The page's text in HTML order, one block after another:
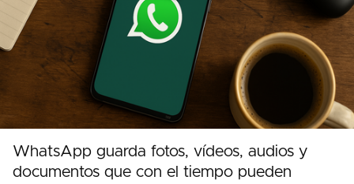
WhatsApp guarda fotos, vídeos, audios y
documentos que con el tiempo pueden